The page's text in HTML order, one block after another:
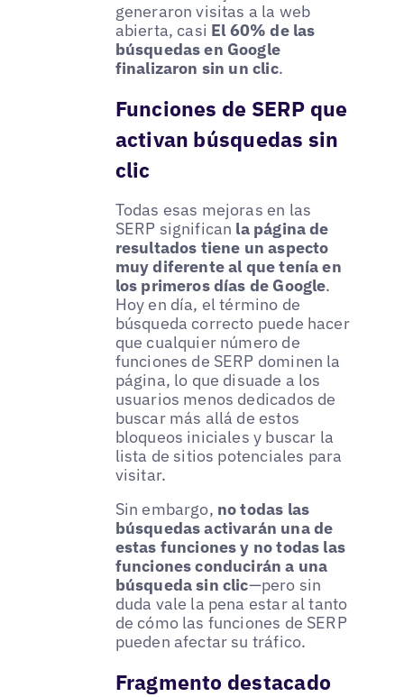
generaron visitas a la web
abierta, casi El 60% de las
búsquedas en Google
finalizaron sin un clic.
Funciones de SERP que
activan búsquedas sin
clic
Todas esas mejoras en las
SERP significan la página de
resultados tiene un aspecto
muy diferente al que tenía en
los primeros días de Google.
Hoy en día, el término de
búsqueda correcto puede hacer
que cualquier número de
funciones de SERP dominen la
página, lo que disuade a los
usuarios menos dedicados de
buscar más allá de estos
bloqueos iniciales y buscar la
lista de sitios potenciales para
visitar.
Sin embargo, no todas las
búsquedas activarán una de
estas funciones y no todas las
funciones conducirán a una
búsqueda sin clic—pero sin
duda vale la pena estar al tanto
de cómo las funciones de SERP
pueden afectar su tráfico.
Fragmento destacado